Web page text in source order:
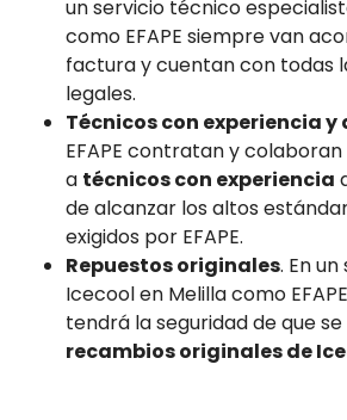
un servicio técnico
como EFAPE siempre van
factura y cuentan con todas
legales.
Técnicos con experiencia y
EFAPE contratan y
a técnicos con experiencia
de alcanzar los altos
exigidos por EFAPE.
Repuestos originales. En
Icecool en Melilla como
tendrá la seguridad de que se
recambios originales de